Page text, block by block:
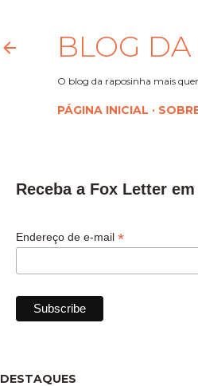
BLOG DA
O blog da raposinha mais
PÁGINA INICIAL
Receba a Fox Letter
Endereço de e-mail *
DESTAQUES